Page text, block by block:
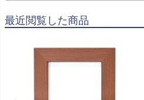
最近閲覧した商品